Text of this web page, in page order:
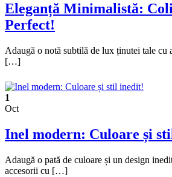
Eleganță Minimalistă:
Perfect!
Adaugă o notă subtilă de lux ținutei tale cu
[…]
1
Oct
Inel modern: Culoare și
Adaugă o pată de culoare și un design
accesorii cu […]